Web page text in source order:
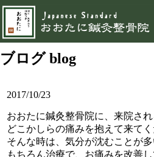
ブログblog
2017/10/23
おおたに鍼灸整骨院に、来院され
どこかしらの痛みを抱えて来てく
そんな時は、気分が沈むことが
もちろん治療で、お痛みを改善